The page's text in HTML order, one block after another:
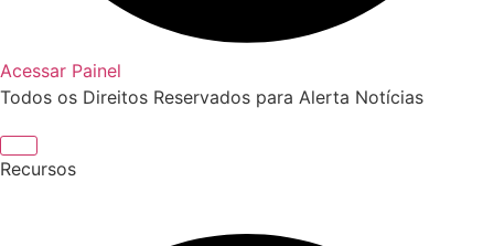
Acessar Painel
Todos os Direitos Reservados para Alerta Notícias
Recursos